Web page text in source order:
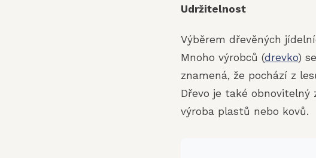
Udržitelnost
Výběrem dřevěných
Mnoho výrobců (drevko)
znamená, že pochází z
Dřevo je také obnovitelný
výroba plastů nebo kovů.